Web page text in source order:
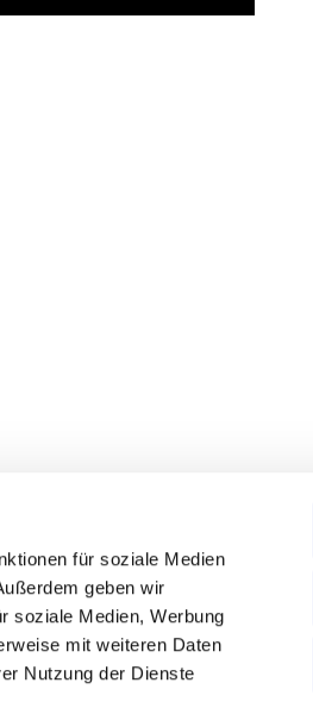
für soziale Medien
geben wir
soziale Medien, Werbung
mit weiteren Daten
Nutzung der Dienste
Login